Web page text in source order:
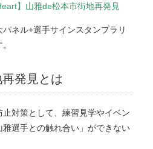
】山雅de松本市街地再発見
ネル+選手サインスタンプラリ
発見とは
対策として、練習見学やイベン
雅選手との触れ合い」ができない